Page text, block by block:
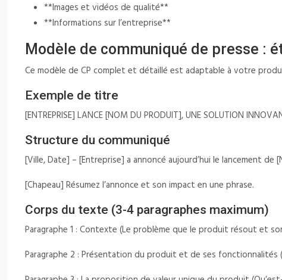
**Images et vidéos de qualité**
**Informations sur l’entreprise**
Modèle de communiqué de presse :
Ce modèle de CP complet et détaillé est adaptable à votre
Exemple de titre
[ENTREPRISE] LANCE [NOM DU PRODUIT], UNE SOLUTION
Structure du communiqué
[Ville, Date] – [Entreprise] a annoncé aujourd’hui le lancement
[Chapeau] Résumez l’annonce et son impact en une phrase.
Corps du texte (3-4 paragraphes maximum)
Paragraphe 1 : Contexte (Le problème que le produit résout et
Paragraphe 2 : Présentation du produit et de ses fonctionnalités